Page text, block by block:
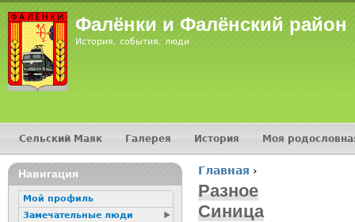
Фалёнки и Фалёнский район
История, события, люди
Вы здесь
Главная ›
Разное
Синица
Главное меню
Сельский Маяк Галерея История Моя
16+
Навигация
Мой профиль
Замечательные люди